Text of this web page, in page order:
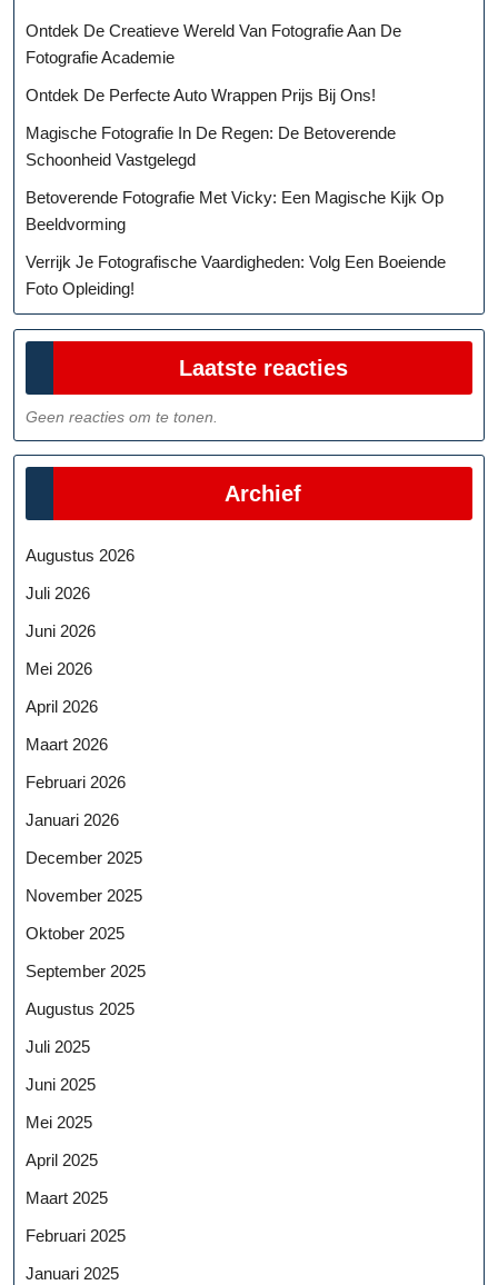
Ontdek De Creatieve Wereld Van Fotografie Aan De
Fotografie Academie
Ontdek De Perfecte Auto Wrappen Prijs Bij Ons!
Magische Fotografie In De Regen: De Betoverende
Schoonheid Vastgelegd
Betoverende Fotografie Met Vicky: Een Magische Kijk Op
Beeldvorming
Verrijk Je Fotografische Vaardigheden: Volg Een Boeiende
Foto Opleiding!
Laatste reacties
Geen reacties om te tonen.
Archief
Augustus 2026
Juli 2026
Juni 2026
Mei 2026
April 2026
Maart 2026
Februari 2026
Januari 2026
December 2025
November 2025
Oktober 2025
September 2025
Augustus 2025
Juli 2025
Juni 2025
Mei 2025
April 2025
Maart 2025
Februari 2025
Januari 2025